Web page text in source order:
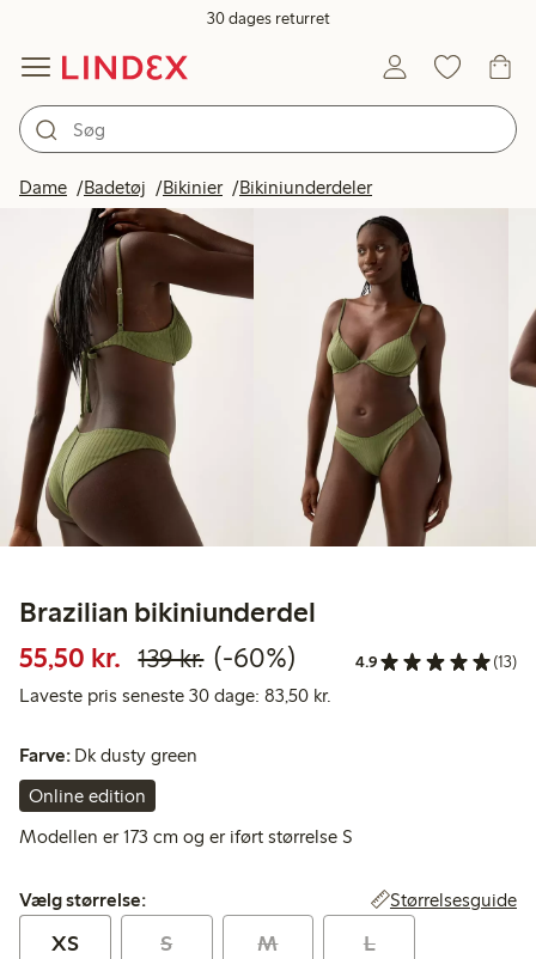
30 dages returret
Dame Badetøj Bikinier BikiniunderdelerProdukter på billedet
Brazilian bikiniunderdel
55,50 kr. Nedsat pris: 55,50 kr.
139 kr.Normalpris: 139,00 kr.
60 % rabat
(-60%) 4.9 (13)
Laveste pris seneste 30 dage: 83,50 kr.
Farve: Dk dusty green
Online edition
Modellen er 173 cm og er iført størrelse S
Vælg størrelse:
Vælg størrelse: Størrelsesguide
XS S M L